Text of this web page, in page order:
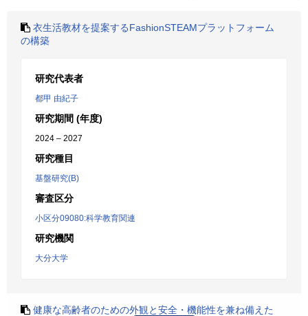
衣生活教材を提案するFashionSTEAMプラットフォーム
の構築
研究代表者
都甲 由紀子
研究期間 (年度)
2024 – 2027
研究種目
基盤研究(B)
審査区分
小区分09080:科学教育関連
研究機関
大分大学
健康な高齢者のための外観と安全・機能性を兼ね備えた